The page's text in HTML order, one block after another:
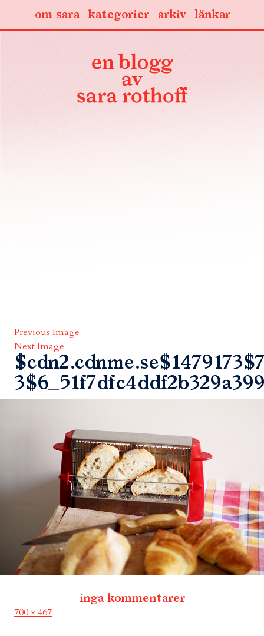
länkar
arkiv
kategorier
om sara
Previous Image
Next Image
inga kommentarer
Full
700 × 467